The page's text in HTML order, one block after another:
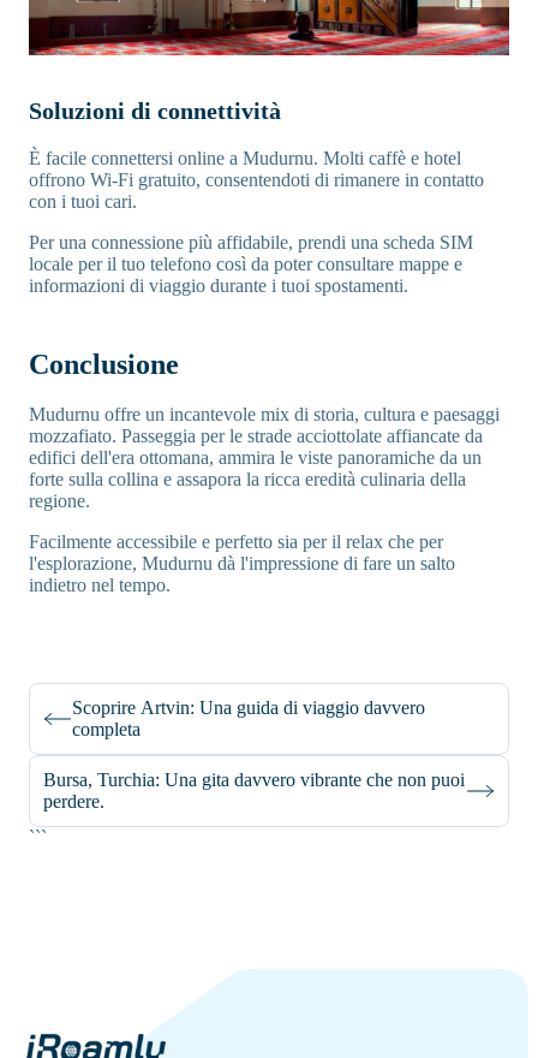
Soluzioni di connettività
È facile connettersi online a Mudurnu. Molti caffè e hotel
offrono Wi-Fi gratuito, consentendoti di rimanere in contatto
con i tuoi cari.
Per una connessione più affidabile, prendi una scheda SIM
locale per il tuo telefono così da poter consultare mappe e
informazioni di viaggio durante i tuoi spostamenti.
Conclusione
Mudurnu offre un incantevole mix di storia, cultura e paesaggi
mozzafiato. Passeggia per le strade acciottolate affiancate da
edifici dell'era ottomana, ammira le viste panoramiche da un
forte sulla collina e assapora la ricca eredità culinaria della
regione.
Facilmente accessibile e perfetto sia per il relax che per
l'esplorazione, Mudurnu dà l'impressione di fare un salto
indietro nel tempo.
Scoprire Artvin: Una guida di viaggio davvero
completa
Bursa, Turchia: Una gita davvero vibrante che non puoi
perdere.
```